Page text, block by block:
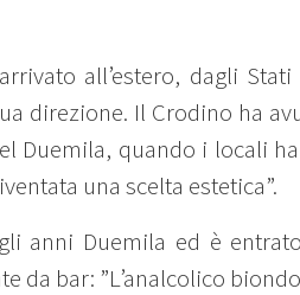
all’estero, dagli
direzione. Il Crodino ha
Duemila, quando i locali
una scelta estetica”.
anni Duemila ed è
da bar: ”L’analcolico